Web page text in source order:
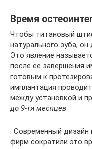
Время
Чтобы титановый
натурального зуба,
Это явление
после ее завершения
готовым к
имплантация
между установкой и
до 9-ти месяцев
. Современный
фирм сократили это